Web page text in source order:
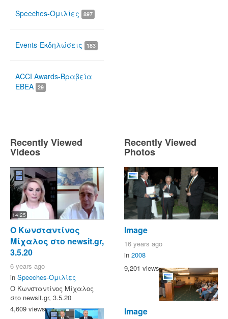
Speeches-Ομιλίες 897
Events-Εκδηλώσεις 183
ACCI Awards-Βραβεία
ΕΒΕΑ 29
Recently Viewed
Videos
14:25
O Κωνσταντίνος
Μίχαλος στο newsit.gr,
3.5.20
6 years ago
in Speeches-Ομιλίες
O Κωνσταντίνος Μίχαλος
στο newsit.gr, 3.5.20
4,609 views
Recently Viewed
Photos
Image
16 years ago
in 2008
9,201 views
Image